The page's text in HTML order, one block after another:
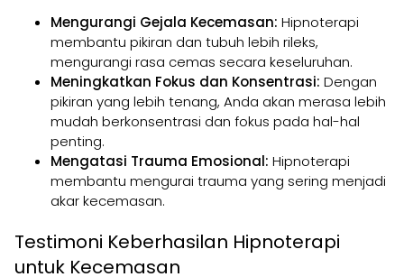
Mengurangi Gejala Kecemasan: Hipnoterapi
membantu pikiran dan tubuh lebih rileks,
mengurangi rasa cemas secara keseluruhan.
Meningkatkan Fokus dan Konsentrasi: Dengan
pikiran yang lebih tenang, Anda akan merasa lebih
mudah berkonsentrasi dan fokus pada hal-hal
penting.
Mengatasi Trauma Emosional: Hipnoterapi
membantu mengurai trauma yang sering menjadi
akar kecemasan.
Testimoni Keberhasilan Hipnoterapi
untuk Kecemasan